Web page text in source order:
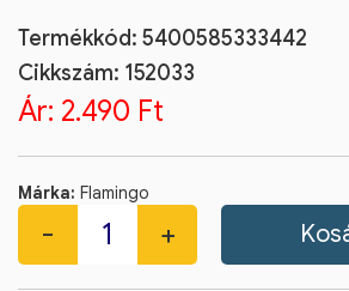
Termékkód: 5400585333442
Cikkszám: 152033
Ár: 2.490 Ft
Márka: Flamingo